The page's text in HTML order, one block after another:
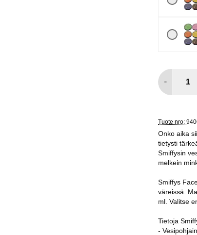
-
Tuote nro:
Onko aika
tietysti
Smiffysin
melkein
Smiffys
väreissä.
ml. Valitse
Tietoja
-